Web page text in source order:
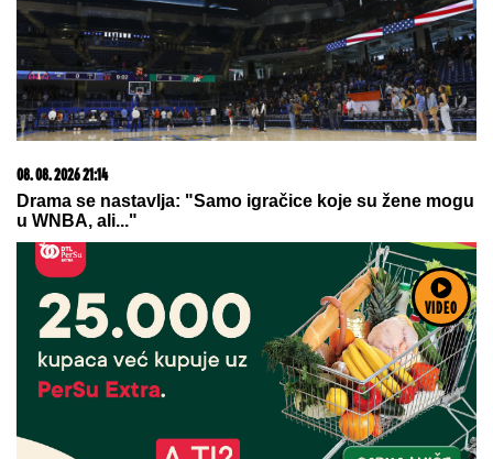
VIDEO
20. 07. 2026 08:04
REGISTRUJ SE UZ PROMO KOD CASINO Preuzmi
1500 BESPLATNIH SPINOVA